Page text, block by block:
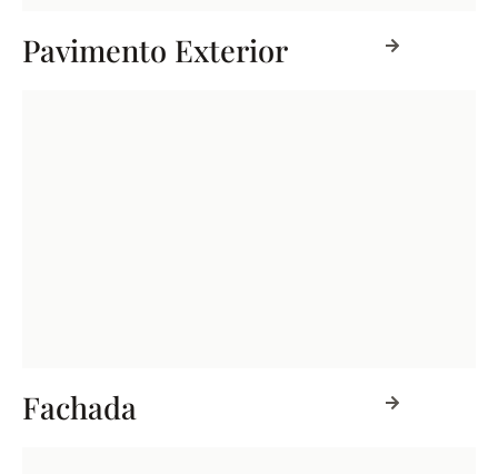
Pavimento Exterior
Fachada